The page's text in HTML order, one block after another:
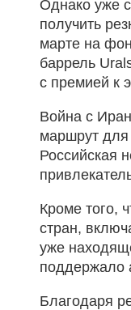
Однако уже
получить
марте на
баррель
с премией к
Война с
маршрут для
Российская
Кроме того,
стран,
уже
поддержало
Благодаря